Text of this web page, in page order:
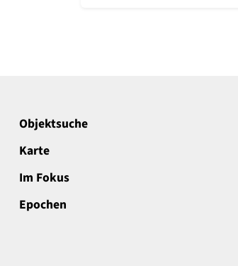
Objektsuche
Karte
Im Fokus
Epochen